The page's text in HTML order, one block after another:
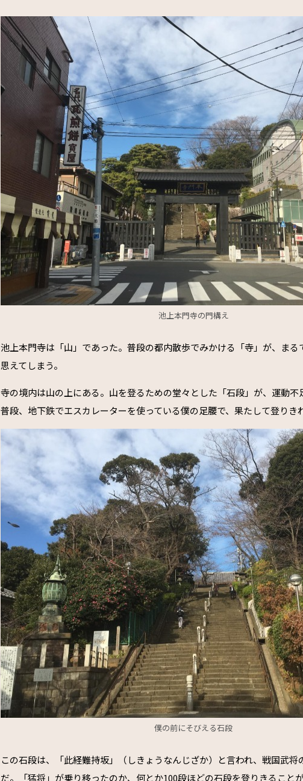
池上本門寺の門構え
池上本門寺は「山」であった。普段の都内散歩でみかける「寺」が、まる
思えてしまう。
寺の境内は山の上にある。山を登るための堂々とした「石段」が、運動不
普段、地下鉄でエスカレーターを使っている僕の足腰で、果たして登りき
僕の前にそびえる石段
この石段は、「此経難持坂」（しきょうなんじざか）と言われ、戦国武将
だ。「猛将」が乗り移ったのか、何とか100段ほどの石段を登りきることが